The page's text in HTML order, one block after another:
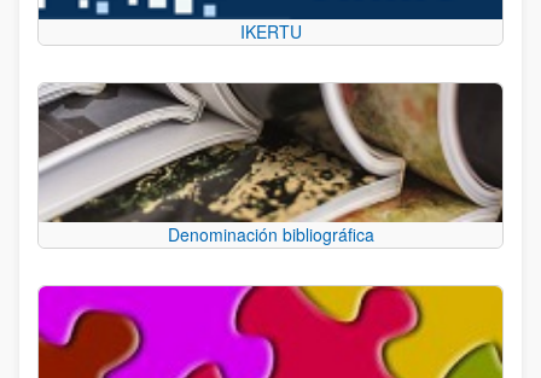
IKERTU
Denominación bibliográfica